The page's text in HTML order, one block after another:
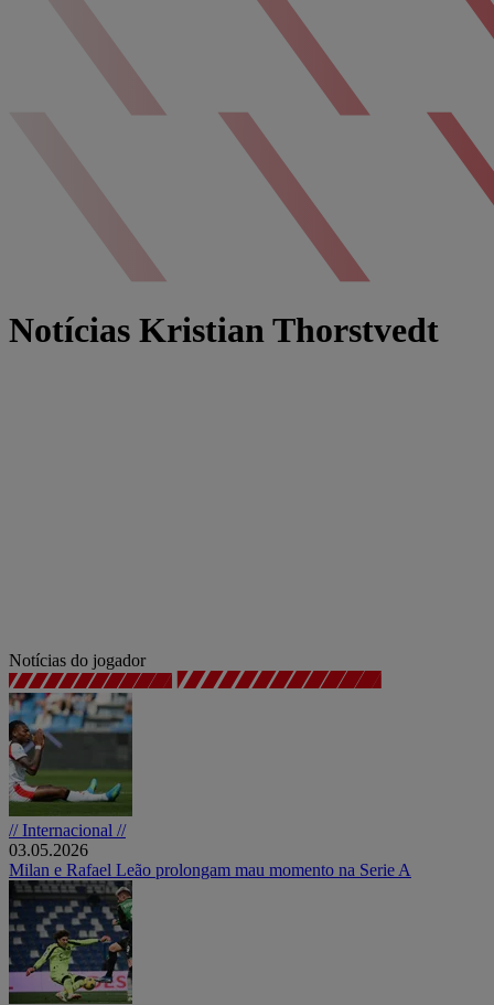
Notícias Kristian Thorstvedt
Notícias do jogador
// Internacional //
03.05.2026
Milan e Rafael Leão prolongam mau momento na Serie A